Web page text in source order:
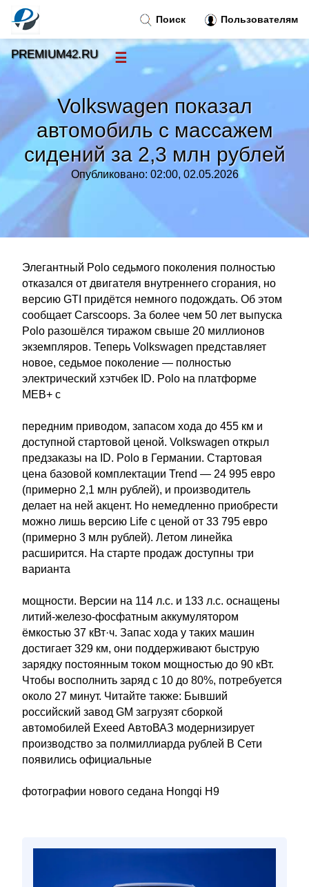
Volkswagen показал
автомобиль с массажем
сидений за 2,3 млн рублей
Опубликовано: 02:00, 02.05.2026
Элегантный Polo седьмого поколения полностью
отказался от двигателя внутреннего сгорания, но
версию GTI придётся немного подождать. Об этом
сообщает Carscoops. За более чем 50 лет выпуска
Polo разошёлся тиражом свыше 20 миллионов
экземпляров. Теперь Volkswagen представляет
новое, седьмое поколение — полностью
электрический хэтчбек ID. Polo на платформе
MEB+ с
передним приводом, запасом хода до 455 км и
доступной стартовой ценой. Volkswagen открыл
предзаказы на ID. Polo в Германии. Стартовая
цена базовой комплектации Trend — 24 995 евро
(примерно 2,1 млн рублей), и производитель
делает на ней акцент. Но немедленно приобрести
можно лишь версию Life с ценой от 33 795 евро
(примерно 3 млн рублей). Летом линейка
расширится. На старте продаж доступны три
варианта
мощности. Версии на 114 л.с. и 133 л.с. оснащены
литий-железо-фосфатным аккумулятором
ёмкостью 37 кВт·ч. Запас хода у таких машин
достигает 329 км, они поддерживают быструю
зарядку постоянным током мощностью до 90 кВт.
Чтобы восполнить заряд с 10 до 80%, потребуется
около 27 минут. Читайте также: Бывший
российский завод GM загрузят сборкой
автомобилей Exeed АвтоВАЗ модернизирует
производство за полмиллиарда рублей В Сети
появились официальные
фотографии нового седана Hongqi H9
Поиск Пользователям
PREMIUM42.RU ☰
Новости
Тренды новостей»
Рубрики»
Правила »
Контакт»